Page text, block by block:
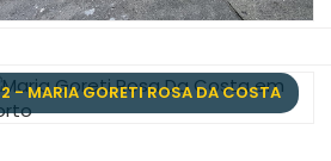
2 - MARIA GORETI ROSA DA COSTA